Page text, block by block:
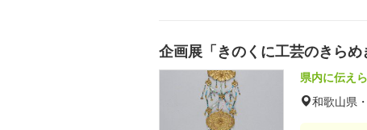
企画展「きのくに工芸のきらめ
県内に伝え
和歌山県